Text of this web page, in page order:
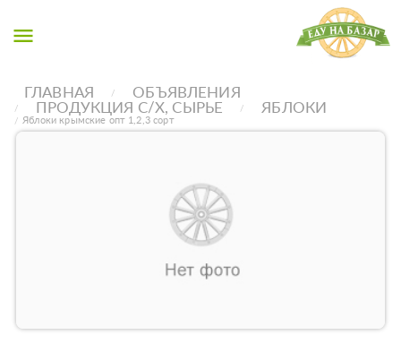
menu
ГЛАВНАЯ
ОБЪЯВЛЕНИЯ
ПРОДУКЦИЯ С/Х, СЫРЬЕ
ЯБЛОКИ
Яблоки крымские опт 1,2,3 сорт